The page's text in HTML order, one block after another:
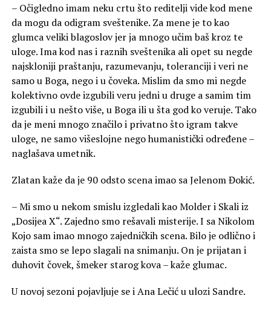
– Očigledno imam neku crtu što reditelji vide kod mene
da mogu da odigram sveštenike. Za mene je to kao
glumca veliki blagoslov jer ja mnogo učim baš kroz te
uloge. Ima kod nas i raznih sveštenika ali opet su negde
najskloniji praštanju, razumevanju, toleranciji i veri ne
samo u Boga, nego i u čoveka. Mislim da smo mi negde
kolektivno ovde izgubili veru jedni u druge a samim tim
izgubili i u nešto više, u Boga ili u šta god ko veruje. Tako
da je meni mnogo značilo i privatno što igram takve
uloge, ne samo višeslojne nego humanistički određene –
naglašava umetnik.
Zlatan kaže da je 90 odsto scena imao sa Jelenom Đokić.
– Mi smo u nekom smislu izgledali kao Molder i Skali iz
„Dosijea X“. Zajedno smo rešavali misterije. I sa Nikolom
Kojo sam imao mnogo zajedničkih scena. Bilo je odlično i
zaista smo se lepo slagali na snimanju. On je prijatan i
duhovit čovek, šmeker starog kova – kaže glumac.
U novoj sezoni pojavljuje se i Ana Lečić u ulozi Sandre.